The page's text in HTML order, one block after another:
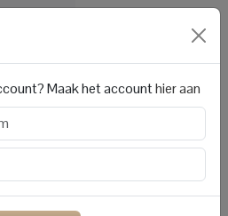
Maak het accounthier aan